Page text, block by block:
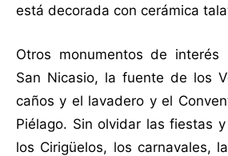
está decorada con cerámica
Otros monumentos de
San Nicasio, la fuente de los
caños y el lavadero y el
Piélago. Sin olvidar las fiestas
los Cirigüelos, los carnavales,